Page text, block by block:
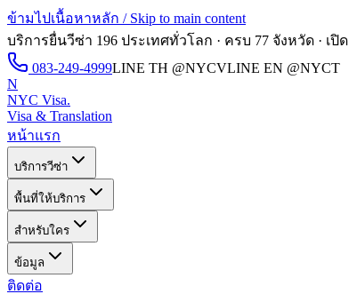
ข้ามไปเนื้อหาหลัก / Skip to main content
บริการยื่นวีซ่า 196 ประเทศทั่วโลก · ครบ 77 จังหวัด · เปิด
083-249-4999LINE TH @NYCVLINE EN @NYCT
N
NYC Visa.
Visa & Translation
หน้าแรก
บริการวีซ่า
พื้นที่ให้บริการ
สำหรับใคร
ข้อมูล
ติดต่อ